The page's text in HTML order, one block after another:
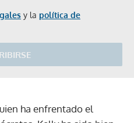
y la política de
ha enfrentado el